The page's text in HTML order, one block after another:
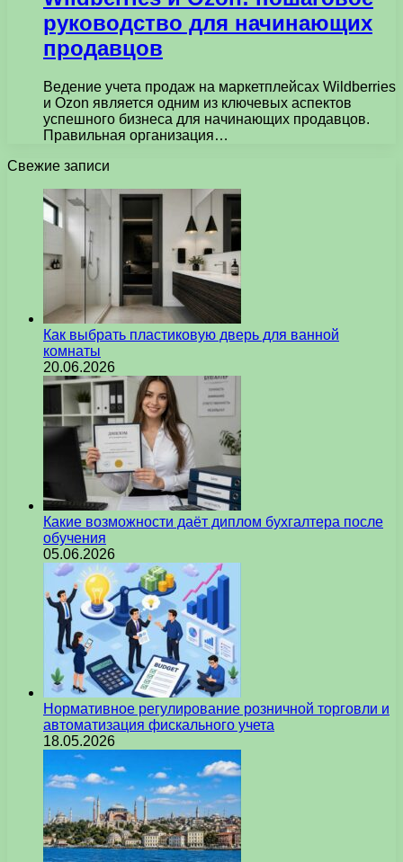
руководство для начинающих
продавцов
Ведение учета продаж на маркетплейсах Wildberries
и Ozon является одним из ключевых аспектов
успешного бизнеса для начинающих продавцов.
Правильная организация…
Свежие записи
Как выбрать пластиковую дверь для ванной
комнаты
20.06.2026
Какие возможности даёт диплом бухгалтера после
обучения
05.06.2026
Нормативное регулирование розничной торговли и
автоматизация фискального учета
18.05.2026